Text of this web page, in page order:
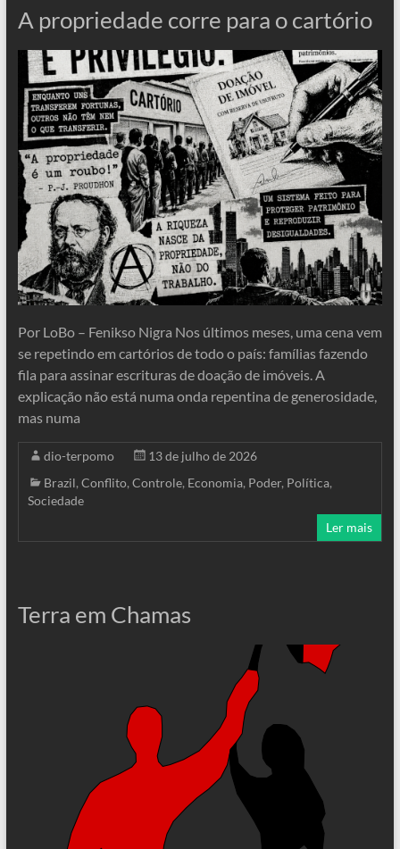
A propriedade corre para o cartório
Por LoBo – Fenikso Nigra Nos últimos meses, uma cena vem
se repetindo em cartórios de todo o país: famílias fazendo
fila para assinar escrituras de doação de imóveis. A
explicação não está numa onda repentina de generosidade,
mas numa
dio-terpomo
13 de julho de 2026
Brazil, Conflito, Controle, Economia, Poder, Política,
Sociedade
Ler mais
Terra em Chamas